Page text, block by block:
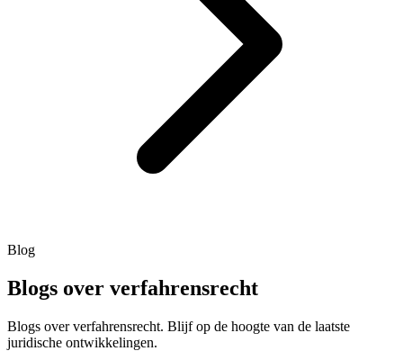
Blog
Blogs over verfahrensrecht
Blogs over verfahrensrecht. Blijf op de hoogte van de laatste
juridische ontwikkelingen.